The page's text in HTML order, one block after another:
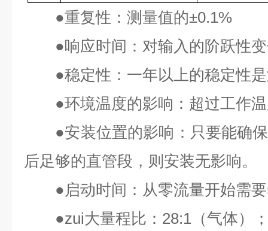
●重复性：测量值的±0.1%
●响应时间：对输入的阶跃性
●稳定性：一年以上的稳定性
●环境温度的影响：超过工作
●安装位置的影响：只要能确
后足够的直管段，则安装无影响。
●启动时间：从零流量开始需要
●zui大量程比： 28:1 （气体）